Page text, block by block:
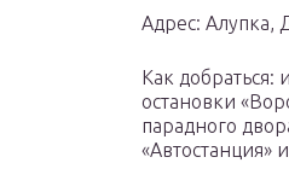
Адрес: Алупка,
Как
остановки
парадного
«Автостанция»